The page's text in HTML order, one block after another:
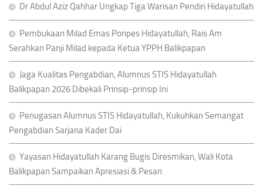
Dr Abdul Aziz Qahhar Ungkap Tiga Warisan Pendiri Hidayatullah
Pembukaan Milad Emas Ponpes Hidayatullah, Rais Am
Serahkan Panji Milad kepada Ketua YPPH Balikpapan
Jaga Kualitas Pengabdian, Alumnus STIS Hidayatullah
Balikpapan 2026 Dibekali Prinsip-prinsip Ini
Penugasan Alumnus STIS Hidayatullah, Kukuhkan Semangat
Pengabdian Sarjana Kader Dai
Yayasan Hidayatullah Karang Bugis Diresmikan, Wali Kota
Balikpapan Sampaikan Apresiasi & Pesan